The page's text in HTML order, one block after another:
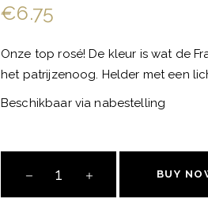
€6.75
Onze top rosé! De kleur is wat de
het patrijzenoog. Helder met een
Beschikbaar via nabestelling
Colombette
BUY